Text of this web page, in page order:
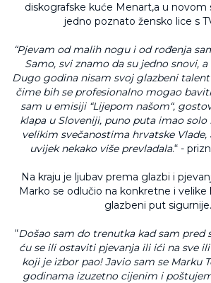
diskografske kuće Menart,a u novom
jedno poznato žensko lice s
“Pjevam od malih nogu i od rođenja
Samo, svi znamo da su jedno snovi,
Dugo godina nisam svoj glazbeni
čime bih se profesionalno mogao
sam u emisiji “Lijepom našom“,
klapa u Sloveniji, puno puta imao solo
velikim svečanostima hrvatske
uvijek nekako više prevladala.“ -
Na kraju je ljubav prema glazbi i
Marko se odlučio na konkretne i velike
glazbeni put sigurnije.
“Došao sam do trenutka kad sam pred
ću se ili ostaviti pjevanja ili ići na sve
koji je izbor pao! Javio sam se Marku
godinama izuzetno cijenim i